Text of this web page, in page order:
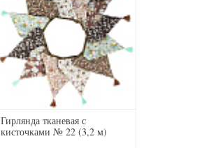
Гирлянда тканевая с
кисточками № 22 (3,2 м)